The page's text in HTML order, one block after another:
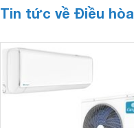
Tin tức về Điều hòa